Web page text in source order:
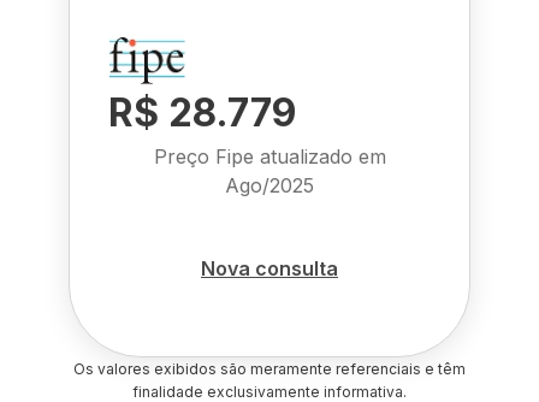
R$ 28.779
Preço Fipe atualizado em
Ago/2025
Nova consulta
Os valores exibidos são meramente referenciais e têm
finalidade exclusivamente informativa.